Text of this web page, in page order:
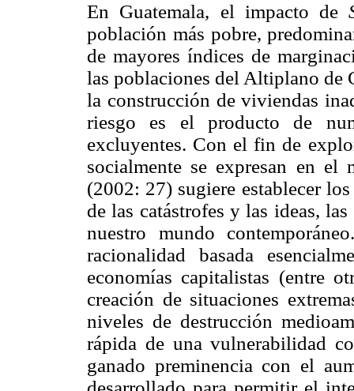
En Guatemala, el impacto de
población más pobre,
de mayores índices de
las poblaciones del Altiplano de
la construcción de viviendas
riesgo es el producto de
excluyentes. Con el fin de
socialmente se expresan en
(2002: 27) sugiere establecer
de las catástrofes y las ideas,
nuestro mundo
racionalidad basada
economías capitalistas (entre
creación de situaciones
niveles de destrucción
rápida de una vulnerabilidad
ganado preminencia con el